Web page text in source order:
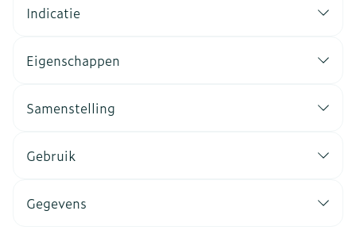
Indicatie
Eigenschappen
Samenstelling
Gebruik
Gegevens